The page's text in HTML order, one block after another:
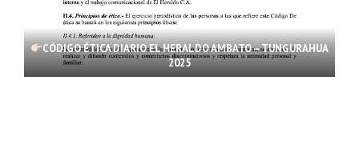
CÓDIGO ÉTICA DIARIO EL HERALDO AMBATO – TUNGURAHUA
2025